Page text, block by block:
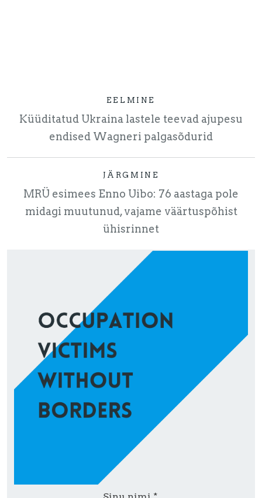
EELMINE
Küüditatud Ukraina lastele teevad ajupesu
endised Wagneri palgasõdurid
JÄRGMINE
MRÜ esimees Enno Uibo: 76 aastaga pole
midagi muutunud, vajame väärtuspõhist
ühisrinnet